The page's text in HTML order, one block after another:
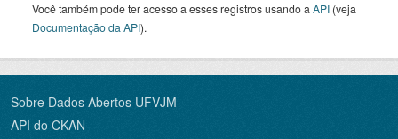
Você também pode ter acesso a esses registros usando a API (veja
Documentação da API).
Sobre Dados Abertos UFVJM
API do CKAN